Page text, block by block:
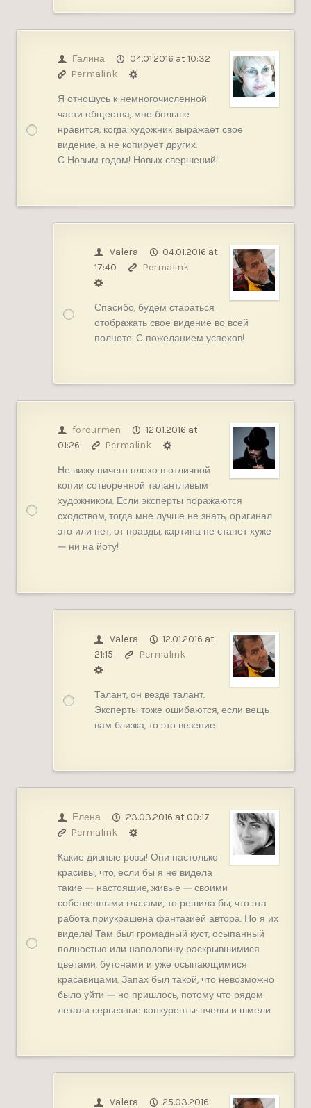
Галина
04.01.2016 at 10:32
Permalink
Я отношусь к немногочисленной
части общества, мне больше
нравится, когда художник выражает свое
видение, а не копирует других.
С Новым годом! Новых свершений!
Valera
04.01.2016 at
17:40
Permalink
Спасибо, будем стараться
отображать свое видение во всей
полноте. С пожеланием успехов!
forourmen
12.01.2016 at
01:26
Permalink
Не вижу ничего плохо в отличной
копии сотворенной талантливым
художником. Если эксперты поражаются
сходством, тогда мне лучше не знать, оригинал
это или нет, от правды, картина не станет хуже
— ни на йоту!
Valera
12.01.2016 at
21:15
Permalink
Талант, он везде талант.
Эксперты тоже ошибаются, если вещь
вам близка, то это везение…
Елена
23.03.2016 at 00:17
Permalink
Какие дивные розы! Они настолько
красивы, что, если бы я не видела
такие — настоящие, живые — своими
собственными глазами, то решила бы, что эта
работа приукрашена фантазией автора. Но я их
видела! Там был громадный куст, осыпанный
полностью или наполовину раскрывшимися
цветами, бутонами и уже осыпающимися
красавицами. Запах был такой, что невозможно
было уйти — но пришлось, потому что рядом
летали серьезные конкуренты: пчелы и шмели.
Valera 25.03.2016